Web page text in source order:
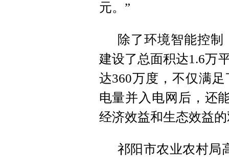
元。”
除了环境智能控
建设了总面积达1.6万
达360万度，不仅满
电量并入电网后，还
经济效益和生态效益
祁阳市农业农村局